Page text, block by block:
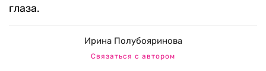
глаза.
Ирина Полубояринова
Связаться с автором